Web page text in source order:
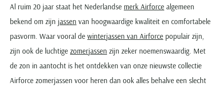
Al ruim 20 jaar staat het Nederlandse merk Airforce algemeen
bekend om zijn jassen van hoogwaardige kwaliteit en comfortabele
pasvorm. Waar vooral de winterjassen van Airforce populair zijn,
zijn ook de luchtige zomerjassen zijn zeker noemenswaardig. Met
de zon in aantocht is het ontdekken van onze nieuwste collectie
Airforce zomerjassen voor heren dan ook alles behalve een slecht